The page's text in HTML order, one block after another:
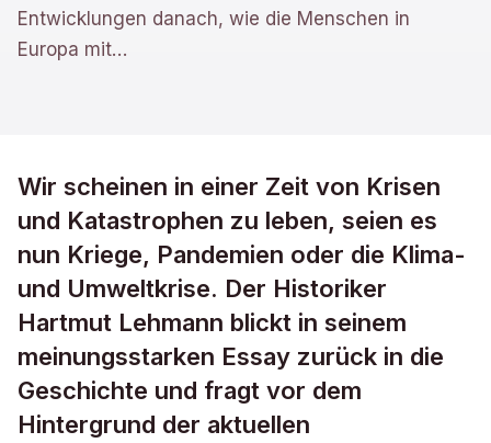
Entwicklungen danach, wie die Menschen in
Europa mit…
Wir scheinen in einer Zeit von Krisen
und Katastrophen zu leben, seien es
nun Kriege, Pandemien oder die Klima-
und Umweltkrise. Der Historiker
Hartmut Lehmann blickt in seinem
meinungsstarken Essay zurück in die
Geschichte und fragt vor dem
Hintergrund der aktuellen